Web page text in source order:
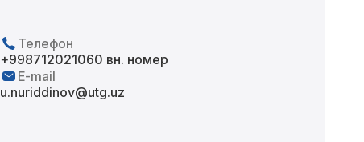
Телефон
+998712021060 вн. номер
E-mail
u.nuriddinov@utg.uz